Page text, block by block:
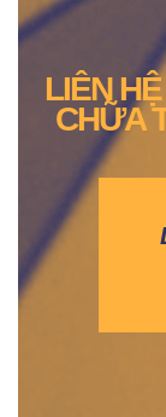
LIÊN
CHỮA